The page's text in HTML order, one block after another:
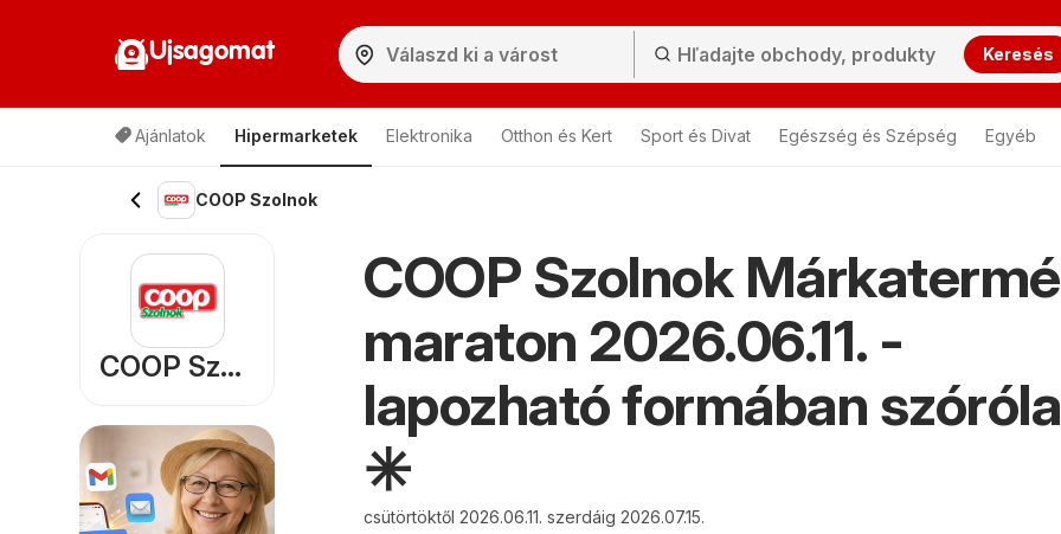
Ujsagomat Keresés
Ajánlatok Hipermarketek Elektronika Otthon és Kert Sport és Divat Egészség és Szépség Egyéb
COOP Szolnok
COOP Szolnok
maraton 2026.06.11. -
lapozható formában
✳️
csütörtöktől 2026.06.11. szerdáig 2026.07.15.
COOP Szolnok